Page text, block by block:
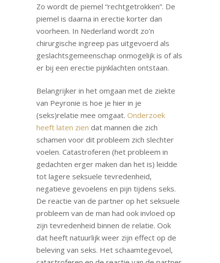
Zo wordt de piemel “rechtgetrokken”. De
piemel is daarna in erectie korter dan
voorheen. In Nederland wordt zo’n
chirurgische ingreep pas uitgevoerd als
geslachtsgemeenschap onmogelijk is of als
er bij een erectie pijnklachten ontstaan.
Belangrijker in het omgaan met de ziekte
van Peyronie is hoe je hier in je
(seks)relatie mee omgaat. Onderzoek
heeft laten zien dat mannen die zich
schamen voor dit probleem zich slechter
voelen. Catastroferen (het probleem in
gedachten erger maken dan het is) leidde
tot lagere seksuele tevredenheid,
negatieve gevoelens en pijn tijdens seks.
De reactie van de partner op het seksuele
probleem van de man had ook invloed op
zijn tevredenheid binnen de relatie. Ook
dat heeft natuurlijk weer zijn effect op de
beleving van seks. Het schaamtegevoel,